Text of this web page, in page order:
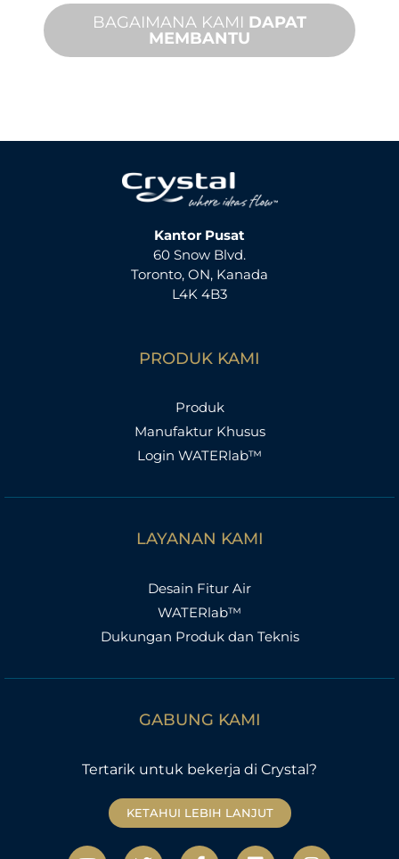
BAGAIMANA KAMI DAPAT
MEMBANTU
Kantor Pusat
60 Snow Blvd.
Toronto, ON, Kanada
L4K 4B3
PRODUK KAMI
Produk
Manufaktur Khusus
Login WATERlab™
LAYANAN KAMI
Desain Fitur Air
WATERlab™
Dukungan Produk dan Teknis
GABUNG KAMI
Tertarik untuk bekerja di Crystal?
KETAHUI LEBIH LANJUT
Y T F L I